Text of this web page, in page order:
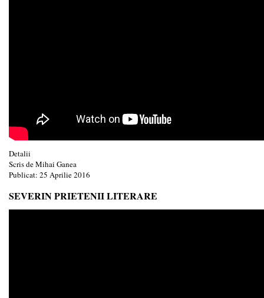
Detalii
Scris deMihai Ganea
Publicat: 25 Aprilie 2016
SEVERIN PRIETENII LITERARE